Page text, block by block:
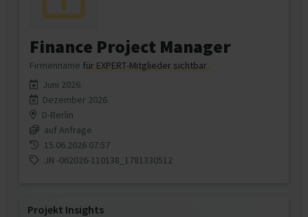
Finance Project Manager
Firmenname für EXPERT-Mitglieder sichtbar
Juni 2026
Dezember 2026
D-Berlin
auf Anfrage
15.06.2026 07:57
JN -062026-110138_1781330512
Projekt Insights